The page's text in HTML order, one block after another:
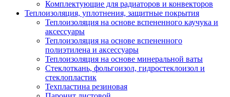
Комплектующие для радиаторов и конвекторов
Теплоизоляция, уплотнения, защитные покрытия
Теплоизоляция на основе вспененного каучука и
аксессуары
Теплоизоляция на основе вспененного
полиэтилена и аксессуары
Теплоизоляция на основе минеральной ваты
Стеклоткань, фольгоизол, гидростеклоизол и
стеклопластик
Техпластина резиновая